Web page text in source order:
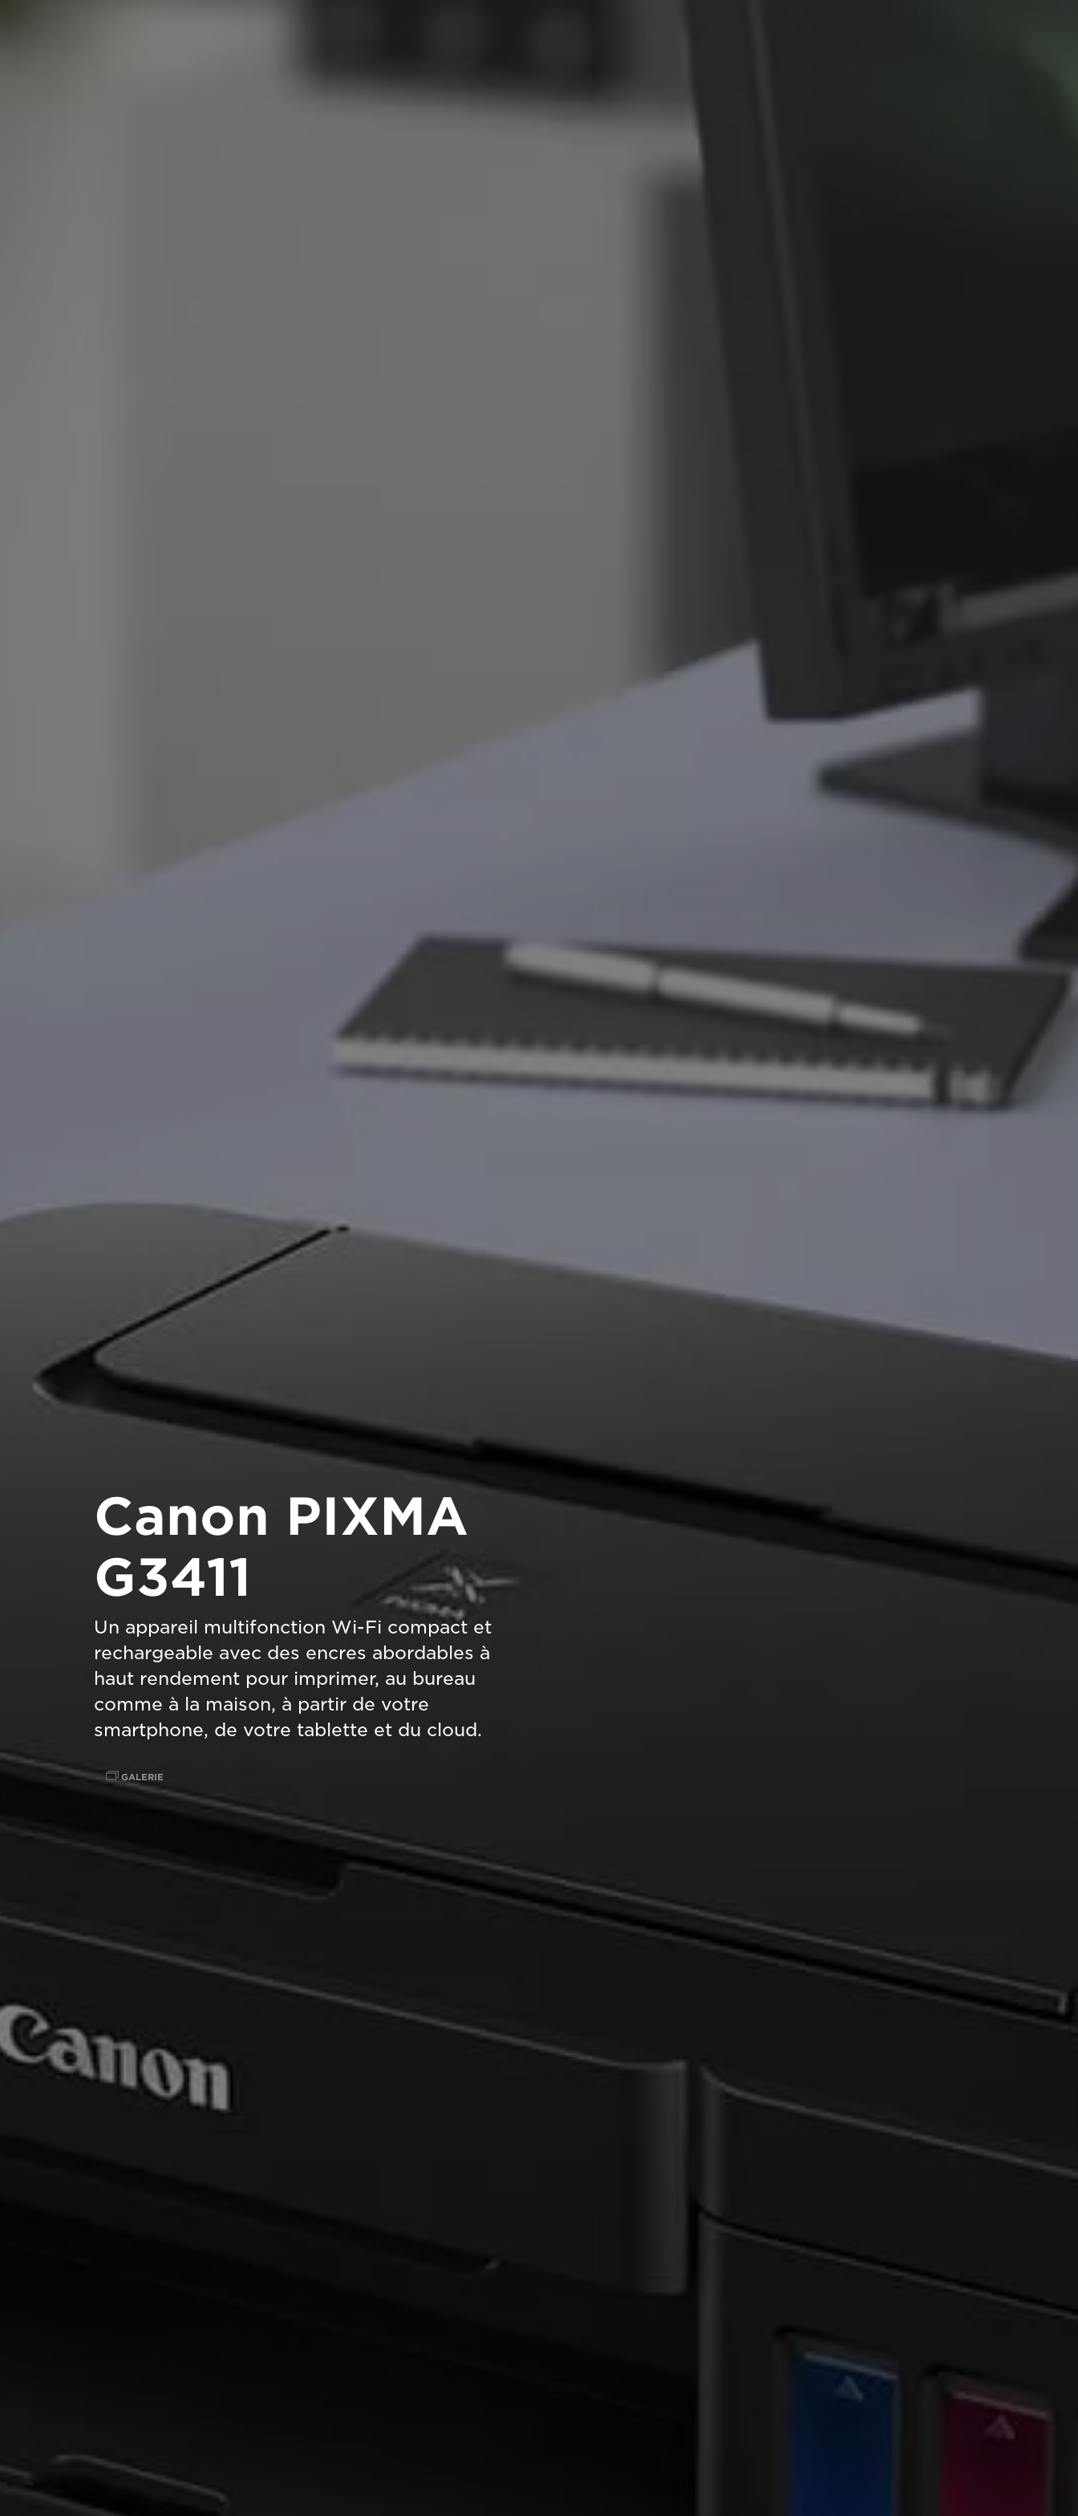
Canon PIXMA
G3411
Un appareil multifonction Wi-Fi compact et
rechargeable avec des encres abordables à
haut rendement pour imprimer, au bureau
comme à la maison, à partir de votre
smartphone, de votre tablette et du cloud.
GALERIE